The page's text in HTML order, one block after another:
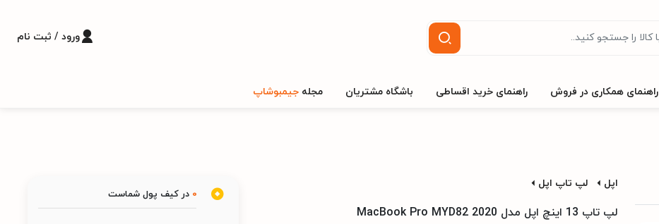
ورود / ثبت نام
راهنمای همکاری در فروش راهنمای خرید اقساطی باشگاه مشتریان مجله جیمبوشاپ
اپل لپ تاپ اپل
لپ تاپ 13 اینچ اپل مدل MacBook Pro MYD82 2020
0 در کیف پول شماست